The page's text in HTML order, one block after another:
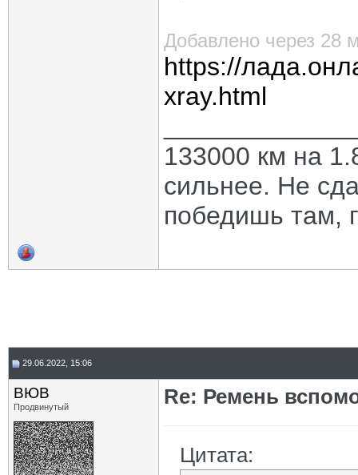
Добавлено через 28
https://
xray.html
133000 км на
сильнее. Не
победишь там,
29.06.2022, 15:06
ВЮВ
Продвинутый Re: Ремень
Цитата: